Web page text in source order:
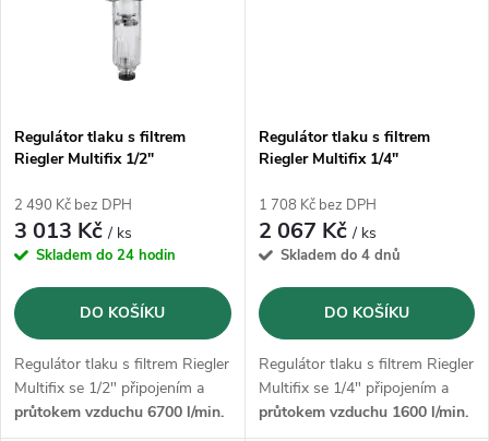
Regulátor tlaku s filtrem
Riegler Multifix 1/2"
2 490 Kč bez DPH
3 013 Kč/ ks
Skladem do 24 hodin
DO KOŠÍKU
Regulátor tlaku s filtrem Riegler
Multifix se 1/2" připojením a
průtokem vzduchu 6700 l/min.
Regulátor tlaku s filtrem
Riegler Multifix 1/4"
1 708 Kč bez DPH
2 067 Kč/ ks
Skladem do 4 dnů
DO KOŠÍKU
Regulátor tlaku s filtrem Riegler
Multifix se 1/4" připojením a
průtokem vzduchu 1600 l/min.